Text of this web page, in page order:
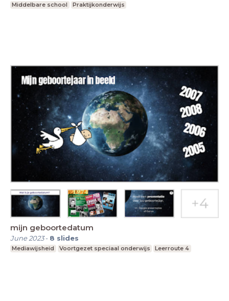
Middelbare school
Praktijkonderwijs
mijn geboortedatum
June 2023- 8 slides
Mediawijsheid Voortgezet speciaal onderwijs Leerroute 4